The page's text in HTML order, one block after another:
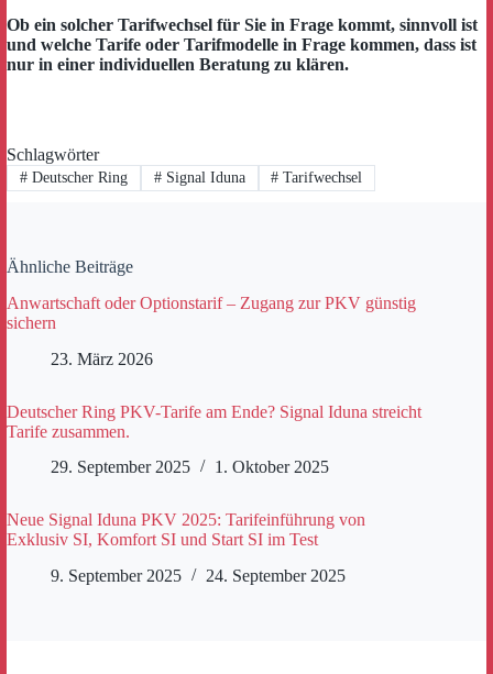
Ob ein solcher Tarifwechsel für Sie in Frage kommt, sinnvoll ist
und welche Tarife oder Tarifmodelle in Frage kommen, dass ist
nur in einer individuellen Beratung zu klären.
Schlagwörter
#Deutscher Ring #Signal Iduna # Tarifwechsel
Ähnliche Beiträge
Anwartschaft oder Optionstarif – Zugang zur PKV günstig
sichern
23. März 2026
Deutscher Ring PKV-Tarife am Ende? Signal Iduna streicht
Tarife zusammen.
29. September 2025
1. Oktober 2025
Neue Signal Iduna PKV 2025: Tarifeinführung von
Exklusiv SI, Komfort SI und Start SI im Test
9. September 2025
24. September 2025